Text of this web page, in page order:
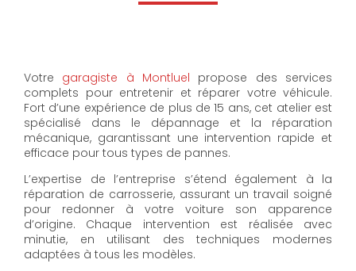
Votre garagiste à Montluel propose des services
complets pour entretenir et réparer votre véhicule.
Fort d’une expérience de plus de 15 ans, cet atelier est
spécialisé dans le dépannage et la réparation
mécanique, garantissant une intervention rapide et
efficace pour tous types de pannes.
L’expertise de l’entreprise s’étend également à la
réparation de carrosserie, assurant un travail soigné
pour redonner à votre voiture son apparence
d’origine. Chaque intervention est réalisée avec
minutie, en utilisant des techniques modernes
adaptées à tous les modèles.